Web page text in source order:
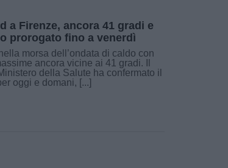
a Firenze, ancora 41 gradi e
prorogato fino a venerdì
morsa dell’ondata di caldo con
ancora vicine ai 41 gradi. Il
della Salute ha confermato il
oggi e domani, [...]